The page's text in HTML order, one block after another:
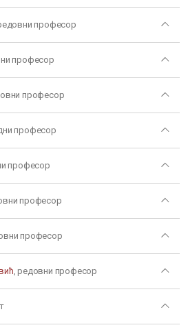
професор
професор
професор
професор
професор
професор
професор
, редовни професор